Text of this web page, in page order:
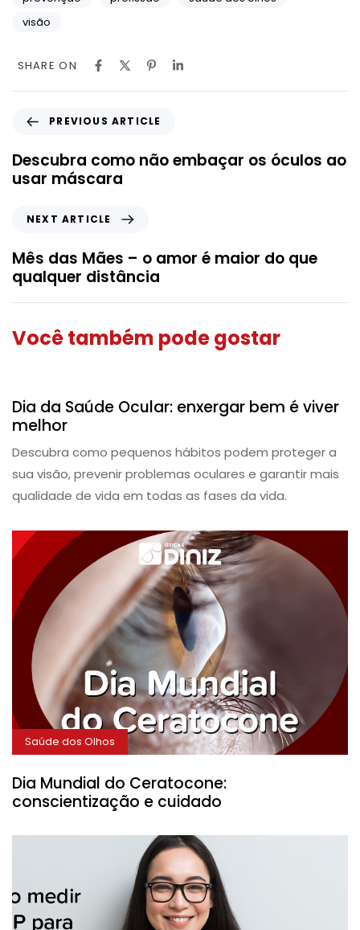
visão
SHARE ON
PREVIOUS ARTICLE
Descubra como não embaçar os óculos ao
usar máscara
NEXT ARTICLE
Mês das Mães – o amor é maior do que
qualquer distância
Você também pode gostar
Dia da Saúde Ocular: enxergar bem é viver
melhor
Descubra como pequenos hábitos podem proteger a
sua visão, prevenir problemas oculares e garantir mais
qualidade de vida em todas as fases da vida.
Saúde dos Olhos
Dia Mundial do Ceratocone:
conscientização e cuidado